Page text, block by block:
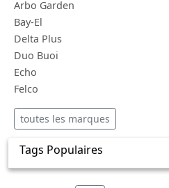
Arbo Garden
Bay-El
Delta Plus
Duo Buoi
Echo
Felco
toutes les marques
Tags Populaires